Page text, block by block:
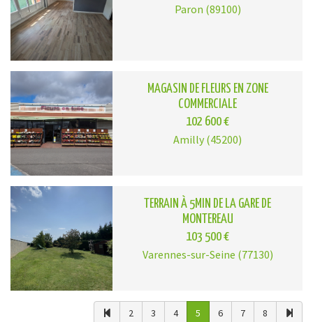
Paron (89100)
MAGASIN DE FLEURS EN ZONE
COMMERCIALE
102 600 €
Amilly (45200)
TERRAIN À 5MIN DE LA GARE DE
MONTEREAU
103 500 €
Varennes-sur-Seine (77130)
2 3 4 5 6 7 8